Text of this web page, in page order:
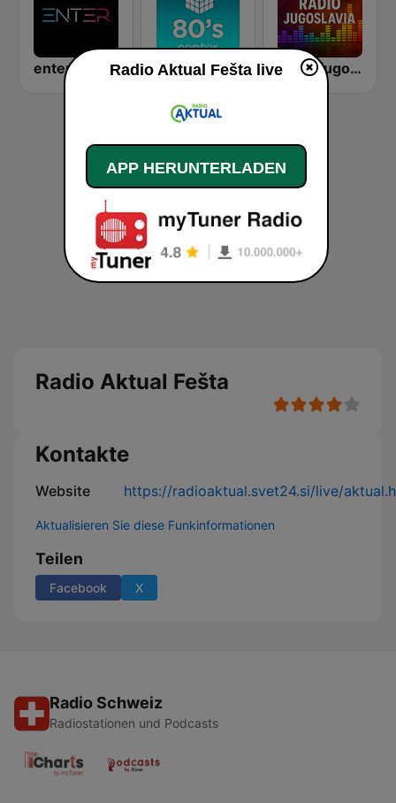
enter.radio Radio Center 80s Radio jugoslavija
Radio Aktual Fešta
Kontakte
Website https://radioaktual.svet24.si/live/
Aktualisieren Sie diese Funkinformationen
Teilen
Facebook X
Radio Schweiz
Radiostationen und Podcasts
Radio Aktual Fešta live
APP HERUNTERLADEN